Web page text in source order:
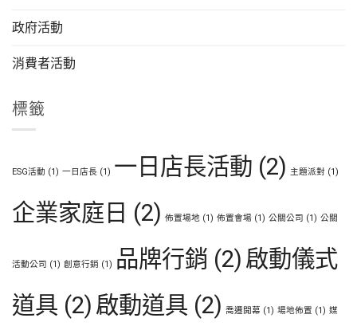
政府活動
消費者活動
標籤
ESG活動 (1) 一日店長 (1) 一日店長活動 (2) 主題派對 (1)
企業家庭日 (2) 佈置場地 (1) 佈置會場 (1) 公關公司 (1) 公關
活動公司 (1) 創意行銷 (1) 品牌行銷 (2) 啟動儀式
道具 (2) 啟動道具 (2) 喬遷開幕 (1) 場地佈置 (1) 媒